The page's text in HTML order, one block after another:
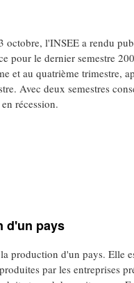
octobre, l'INSEE a rendu
pour le dernier semestre
et au quatrième trimestre,
Avec deux semestres
récession.
d'un pays
production d'un pays. Elle
par les entreprises